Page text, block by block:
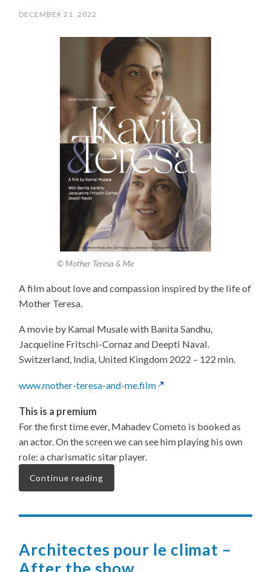
DECEMBER 21, 2022
© Mother Teresa & Me
A film about love and compassion inspired by the life of
Mother Teresa.
A movie by Kamal Musale with Banita Sandhu,
Jacqueline Fritschi-Cornaz and Deepti Naval.
Switzerland, India, United Kingdom 2022 – 122 min.
www.mother-teresa-and-me.film
This is a premium
For the first time ever, Mahadev Cometo is booked as
an actor. On the screen we can see him playing his own
role: a charismatic sitar player.
Continue reading
Architectes pour le climat –